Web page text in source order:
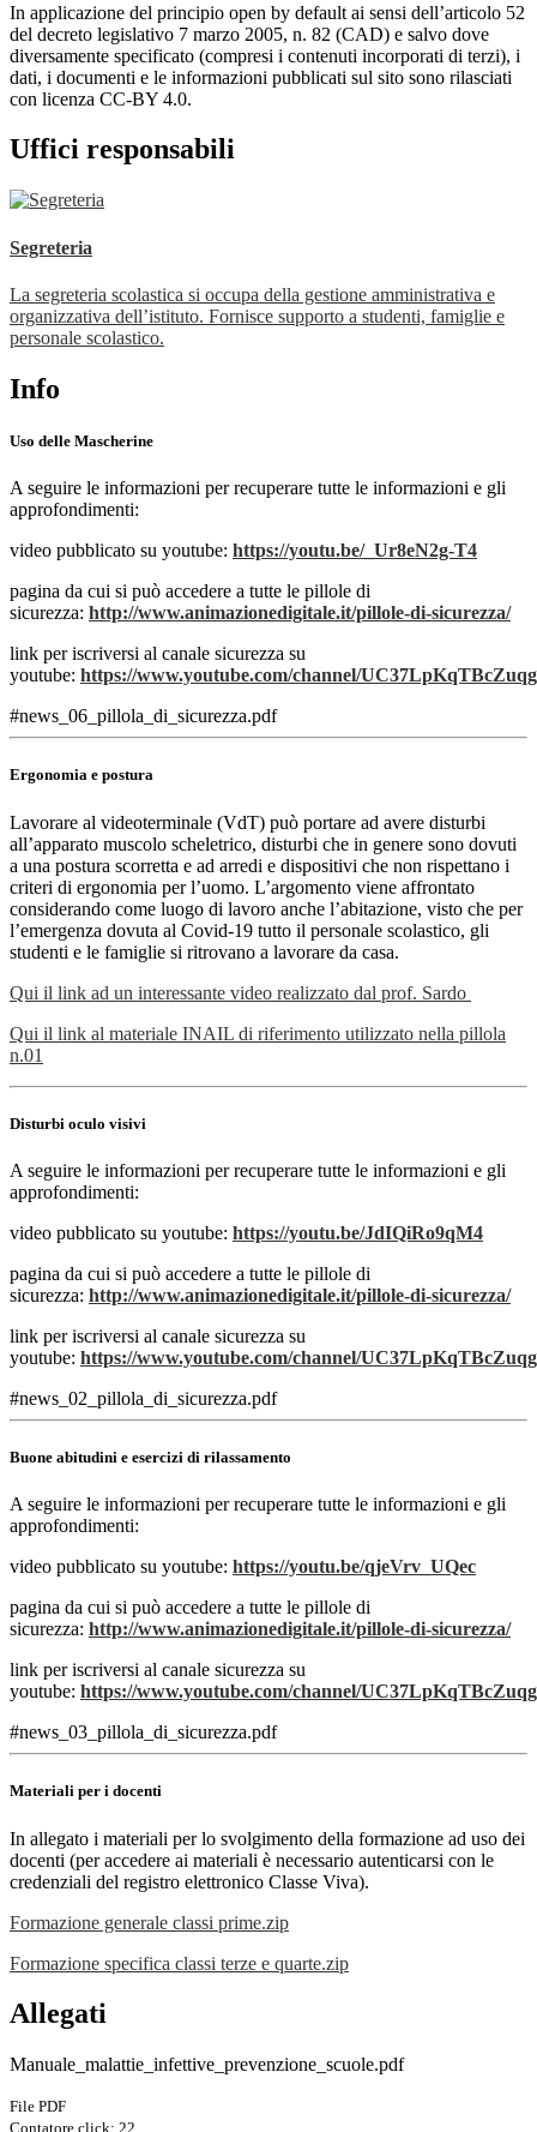
In applicazione del principio open by default ai sensi dell’articolo 52
del decreto legislativo 7 marzo 2005, n. 82 (CAD) e salvo dove
diversamente specificato (compresi i contenuti incorporati di terzi), i
dati, i documenti e le informazioni pubblicati sul sito sono rilasciati
con licenza CC-BY 4.0.
Uffici responsabili
Segreteria
La segreteria scolastica si occupa della gestione amministrativa e
organizzativa dell’istituto. Fornisce supporto a studenti, famiglie e
personale scolastico.
Info
Uso delle Mascherine
A seguire le informazioni per recuperare tutte le informazioni e gli
approfondimenti:
video pubblicato su youtube: https://youtu.be/_Ur8eN2g-T4
pagina da cui si può accedere a tutte le pillole di
sicurezza: http://www.animazionedigitale.it/pillole-di-sicurezza/
link per iscriversi al canale sicurezza su
youtube: https://www.youtube.com/channel/
#news_06_pillola_di_sicurezza.pdf
Ergonomia e postura
Lavorare al videoterminale (VdT) può portare ad avere disturbi
all’apparato muscolo scheletrico, disturbi che in genere sono dovuti
a una postura scorretta e ad arredi e dispositivi che non rispettano i
criteri di ergonomia per l’uomo. L’argomento viene affrontato
considerando come luogo di lavoro anche l’abitazione, visto che per
l’emergenza dovuta al Covid-19 tutto il personale scolastico, gli
studenti e le famiglie si ritrovano a lavorare da casa.
Qui il link ad un interessante video realizzato dal prof. Sardo
Qui il link al materiale INAIL di riferimento utilizzato nella pillola
n.01
Disturbi oculo visivi
A seguire le informazioni per recuperare tutte le informazioni e gli
approfondimenti:
video pubblicato su youtube: https://youtu.be/JdIQiRo9qM4
pagina da cui si può accedere a tutte le pillole di
sicurezza: http://www.animazionedigitale.it/pillole-di-sicurezza/
link per iscriversi al canale sicurezza su
youtube: https://www.youtube.com/channel/
#news_02_pillola_di_sicurezza.pdf
Buone abitudini e esercizi di rilassamento
A seguire le informazioni per recuperare tutte le informazioni e gli
approfondimenti:
video pubblicato su youtube: https://youtu.be/qjeVrv_UQec
pagina da cui si può accedere a tutte le pillole di
sicurezza: http://www.animazionedigitale.it/pillole-di-sicurezza/
link per iscriversi al canale sicurezza su
youtube: https://www.youtube.com/channel/
#news_03_pillola_di_sicurezza.pdf
Materiali per i docenti
In allegato i materiali per lo svolgimento della formazione ad uso dei
docenti (per accedere ai materiali è necessario autenticarsi con le
credenziali del registro elettronico Classe Viva).
Formazione generale classi prime.zip
Formazione specifica classi terze e quarte.zip
Allegati
Manuale_malattie_infettive_prevenzione_scuole.pdf
File PDF
Contatore click: 22